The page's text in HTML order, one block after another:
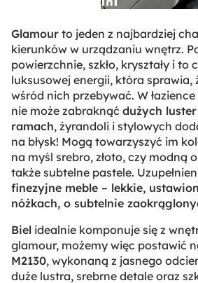
Glamour to jeden z najbardziej
kierunków w urządzaniu wnętrz.
powierzchnie, szkło, kryształy i to
luksusowej energii, która sprawia,
wśród nich przebywać. W
nie może zabraknąć dużych
ramach, żyrandoli i stylowych
na błysk! Mogą towarzyszyć im
na myśl srebro, złoto, czy modną
także subtelne pastele.
finezyjne meble – lekkie,
nóżkach, o subtelnie
Biel idealnie komponuje się z
glamour, możemy więc postawić
M2130, wykonaną z jasnego
duże lustra, srebrne detale oraz